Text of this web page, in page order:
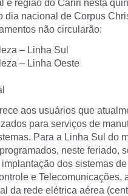
e região do Cariri nesta
dia nacional de Corpus
não circularão:
– Linha Sul
– Linha Oeste
aos usuários que
para serviços de
Para a Linha Sul do
neste feriado,
dos sistemas de
e Telecomunicações,
da rede elétrica aérea